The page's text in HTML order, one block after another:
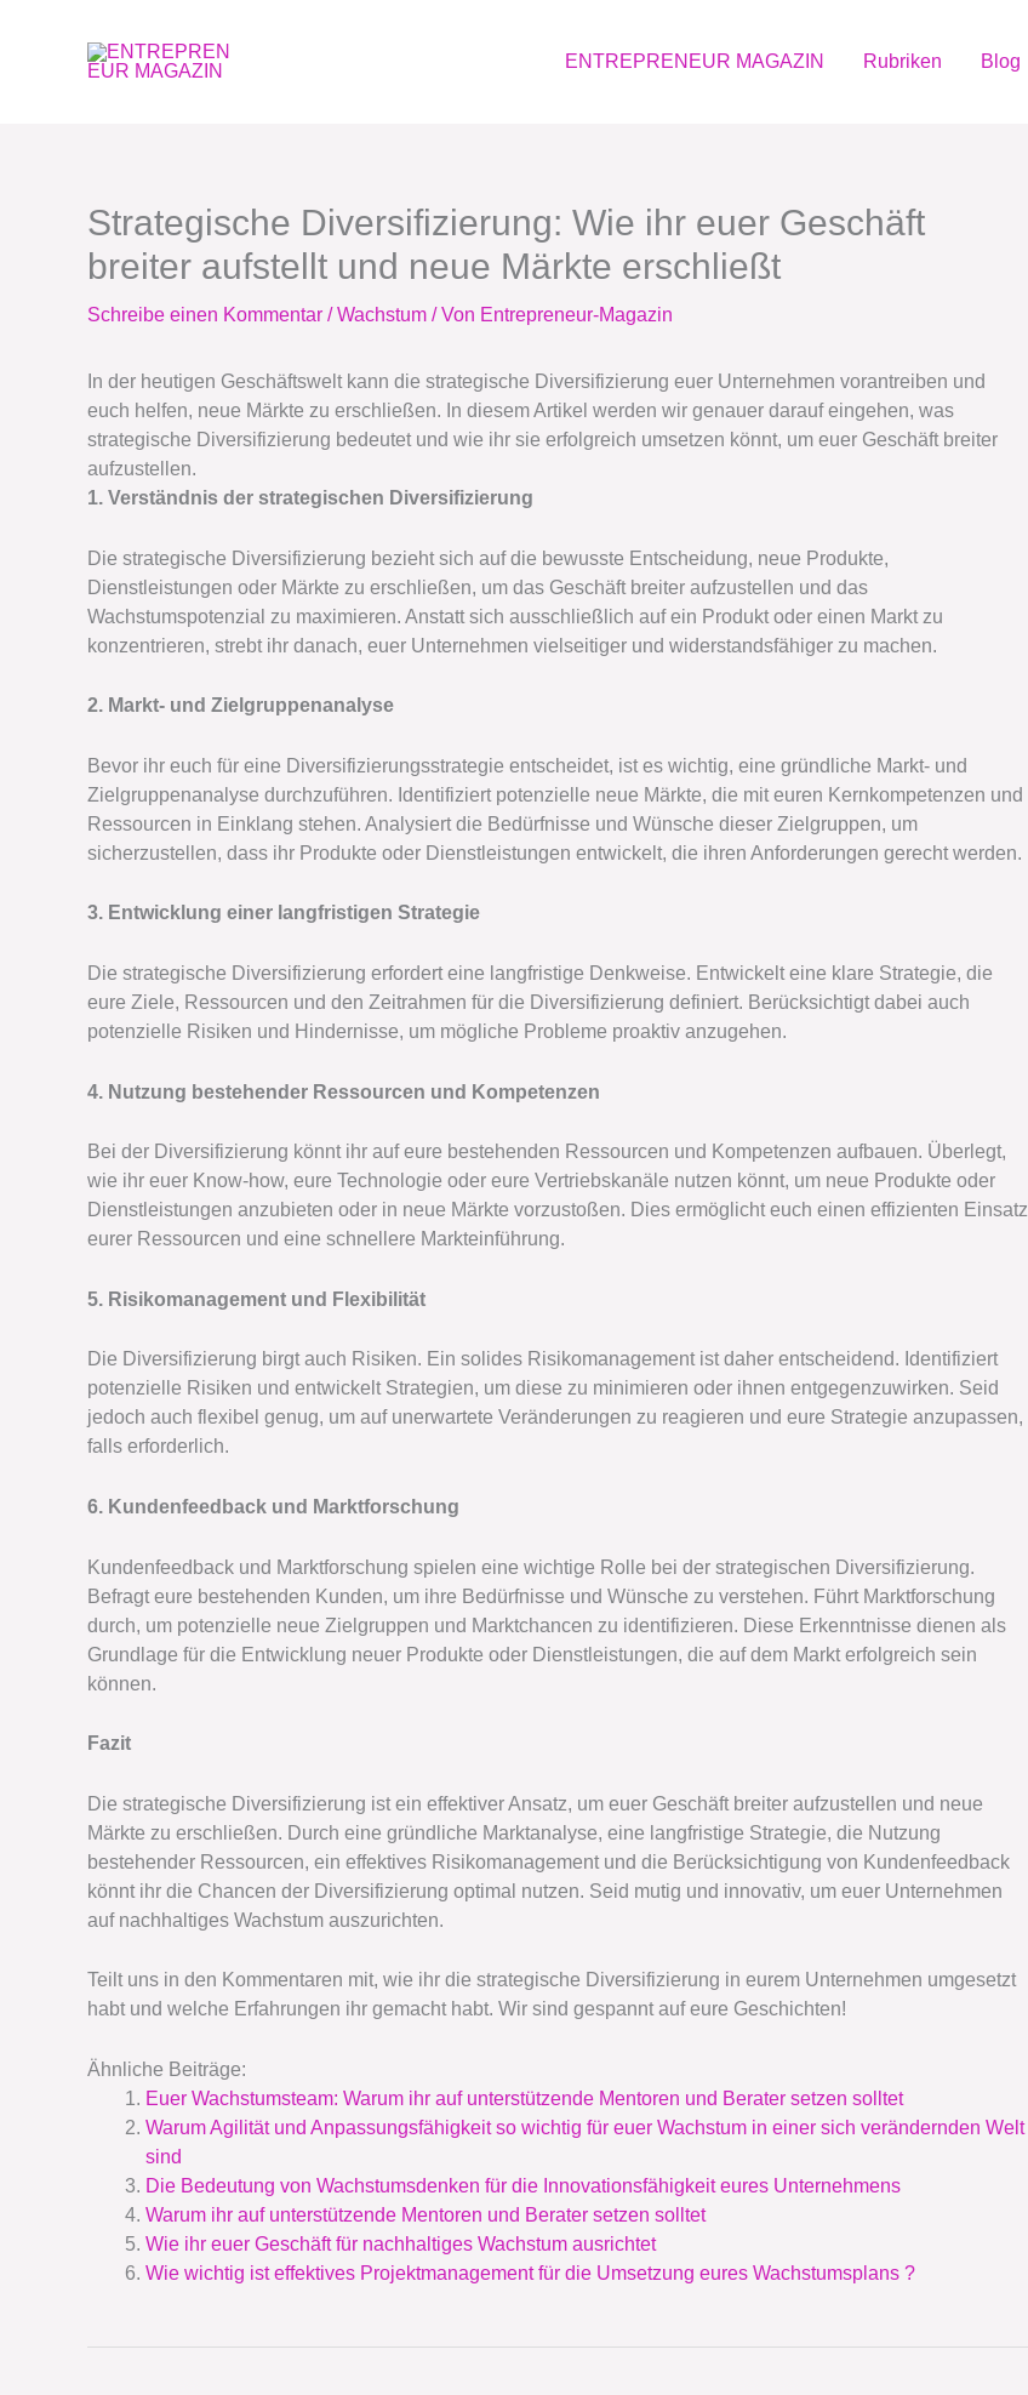
ENTREPRENEUR MAGAZIN Rubriken Blog
Strategische Diversifizierung: Wie ihr euer Geschäft
breiter aufstellt und neue Märkte erschließt
Schreibe einen Kommentar /Wachstum / Von Entrepreneur-Magazin
In der heutigen Geschäftswelt kann die strategische Diversifizierung euer Unternehmen vorantreiben und
euch helfen, neue Märkte zu erschließen. In diesem Artikel werden wir genauer darauf eingehen, was
strategische Diversifizierung bedeutet und wie ihr sie erfolgreich umsetzen könnt, um euer Geschäft breiter
aufzustellen.
1. Verständnis der strategischen Diversifizierung
Die strategische Diversifizierung bezieht sich auf die bewusste Entscheidung, neue Produkte,
Dienstleistungen oder Märkte zu erschließen, um das Geschäft breiter aufzustellen und das
Wachstumspotenzial zu maximieren. Anstatt sich ausschließlich auf ein Produkt oder einen Markt zu
konzentrieren, strebt ihr danach, euer Unternehmen vielseitiger und widerstandsfähiger zu machen.
2. Markt- und Zielgruppenanalyse
Bevor ihr euch für eine Diversifizierungsstrategie entscheidet, ist es wichtig, eine gründliche Markt- und
Zielgruppenanalyse durchzuführen. Identifiziert potenzielle neue Märkte, die mit euren Kernkompetenzen und
Ressourcen in Einklang stehen. Analysiert die Bedürfnisse und Wünsche dieser Zielgruppen, um
sicherzustellen, dass ihr Produkte oder Dienstleistungen entwickelt, die ihren Anforderungen gerecht werden.
3. Entwicklung einer langfristigen Strategie
Die strategische Diversifizierung erfordert eine langfristige Denkweise. Entwickelt eine klare Strategie, die
eure Ziele, Ressourcen und den Zeitrahmen für die Diversifizierung definiert. Berücksichtigt dabei auch
potenzielle Risiken und Hindernisse, um mögliche Probleme proaktiv anzugehen.
4. Nutzung bestehender Ressourcen und Kompetenzen
Bei der Diversifizierung könnt ihr auf eure bestehenden Ressourcen und Kompetenzen aufbauen. Überlegt,
wie ihr euer Know-how, eure Technologie oder eure Vertriebskanäle nutzen könnt, um neue Produkte oder
Dienstleistungen anzubieten oder in neue Märkte vorzustoßen. Dies ermöglicht euch einen effizienten Einsatz
eurer Ressourcen und eine schnellere Markteinführung.
5. Risikomanagement und Flexibilität
Die Diversifizierung birgt auch Risiken. Ein solides Risikomanagement ist daher entscheidend. Identifiziert
potenzielle Risiken und entwickelt Strategien, um diese zu minimieren oder ihnen entgegenzuwirken. Seid
jedoch auch flexibel genug, um auf unerwartete Veränderungen zu reagieren und eure Strategie anzupassen,
falls erforderlich.
6. Kundenfeedback und Marktforschung
Kundenfeedback und Marktforschung spielen eine wichtige Rolle bei der strategischen Diversifizierung.
Befragt eure bestehenden Kunden, um ihre Bedürfnisse und Wünsche zu verstehen. Führt Marktforschung
durch, um potenzielle neue Zielgruppen und Marktchancen zu identifizieren. Diese Erkenntnisse dienen als
Grundlage für die Entwicklung neuer Produkte oder Dienstleistungen, die auf dem Markt erfolgreich sein
können.
Fazit
Die strategische Diversifizierung ist ein effektiver Ansatz, um euer Geschäft breiter aufzustellen und neue
Märkte zu erschließen. Durch eine gründliche Marktanalyse, eine langfristige Strategie, die Nutzung
bestehender Ressourcen, ein effektives Risikomanagement und die Berücksichtigung von Kundenfeedback
könnt ihr die Chancen der Diversifizierung optimal nutzen. Seid mutig und innovativ, um euer Unternehmen
auf nachhaltiges Wachstum auszurichten.
Teilt uns in den Kommentaren mit, wie ihr die strategische Diversifizierung in eurem Unternehmen umgesetzt
habt und welche Erfahrungen ihr gemacht habt. Wir sind gespannt auf eure Geschichten!
Ähnliche Beiträge:
Euer Wachstumsteam: Warum ihr auf unterstützende Mentoren und Berater setzen solltet
Warum Agilität und Anpassungsfähigkeit so wichtig für euer Wachstum in einer sich verändernden Welt
sind
Die Bedeutung von Wachstumsdenken für die Innovationsfähigkeit eures Unternehmens
Warum ihr auf unterstützende Mentoren und Berater setzen solltet
Wie ihr euer Geschäft für nachhaltiges Wachstum ausrichtet
Wie wichtig ist effektives Projektmanagement für die Umsetzung eures Wachstumsplans ?